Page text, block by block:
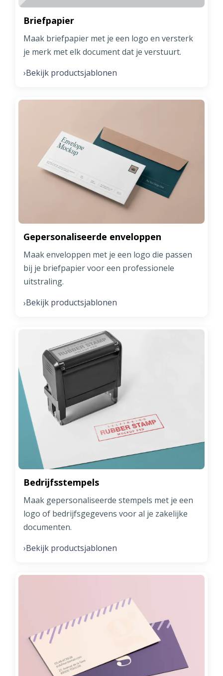
Briefpapier
Maak briefpapier met je een logo en versterk
je merk met elk document dat je verstuurt.
›Bekijk productsjablonen
Gepersonaliseerde enveloppen
Maak enveloppen met je een logo die passen
bij je briefpapier voor een professionele
uitstraling.
›Bekijk productsjablonen
Bedrijfsstempels
Maak gepersonaliseerde stempels met je een
logo of bedrijfsgegevens voor al je zakelijke
documenten.
›Bekijk productsjablonen